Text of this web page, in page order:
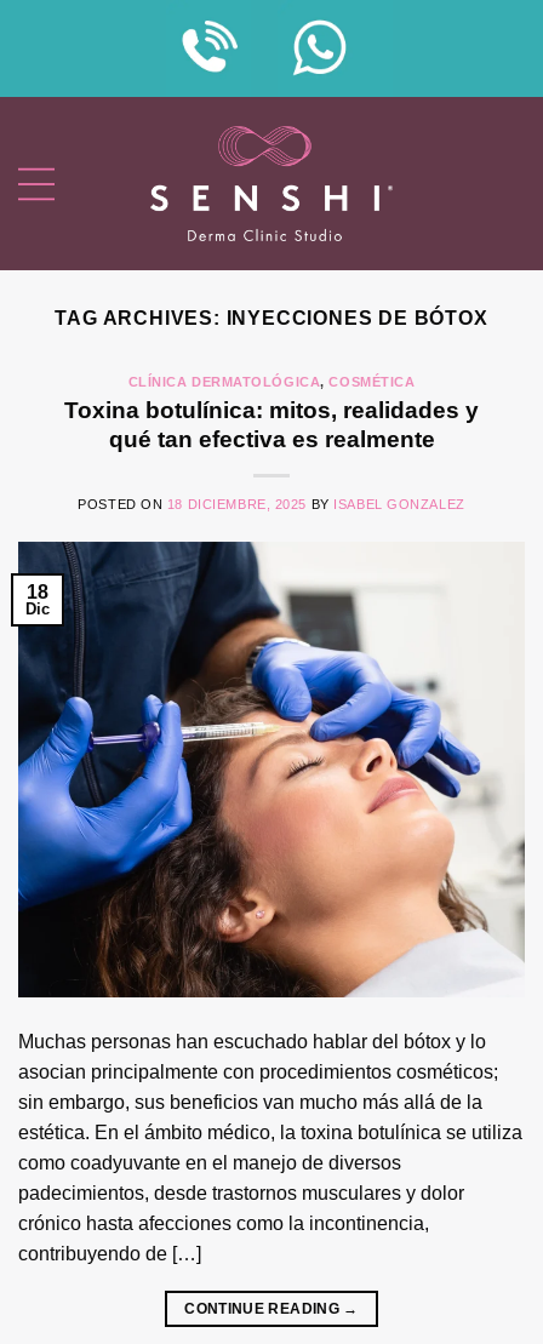
TAG ARCHIVES: INYECCIONES DE BÓTOX
CLÍNICA DERMATOLÓGICA,COSMÉTICA
Toxina botulínica: mitos, realidades y
qué tan efectiva es realmente
POSTED ON 18 DICIEMBRE, 2025 BY ISABEL GONZALEZ
18
Dic
Muchas personas han escuchado hablar del bótox y lo
asocian principalmente con procedimientos cosméticos;
sin embargo, sus beneficios van mucho más allá de la
estética. En el ámbito médico, la toxina botulínica se utiliza
como coadyuvante en el manejo de diversos
padecimientos, desde trastornos musculares y dolor
crónico hasta afecciones como la incontinencia,
contribuyendo de […]
CONTINUE READING →